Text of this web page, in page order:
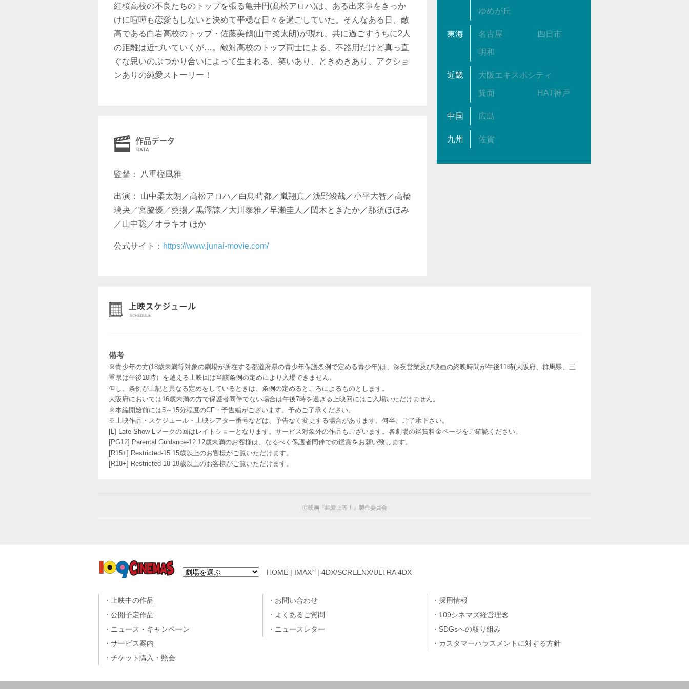
紅桜高校の不良たちのトップを張る亀井円(髙松アロハ)は、ある出来事をきっか
けに喧嘩も恋愛もしないと決めて平穏な日々を過ごしていた。そんなある日、敵
高である白岩高校のトップ・佐藤美鶴(山中柔太朗)が現れ、共に過ごすうちに2人
の距離は近づいていくが…。敵対高校のトップ同士による、不器用だけど真っ直
ぐな思いのぶつかり合いによって生まれる、笑いあり、ときめきあり、アクショ
ンありの純愛ストーリー！
監督： 八重樫風雅
出演： 山中柔太朗／髙松アロハ／白鳥晴都／嵐翔真／浅野竣哉／小平大智／高橋
璃央／宮脇優／葵揚／黒澤諒／大川泰雅／早瀬圭人／閏木ときたか／那須ほほみ
／山中聡／オラキオ ほか
公式サイト： https://www.junai-movie.com/
ゆめが丘
東海 名古屋 四日市
明和
近畿 大阪エキスポシティ
箕面 HAT神戸
中国 広島
九州 佐賀
備考
※青少年の方(18歳未満等対象の劇場が所在する都道府県の青少年保護条例で定める青少年)は、深夜営業及び映画の終映時間が午後11時(大阪府、群馬県、三
重県は午後10時）を越える上映回は当該条例の定めにより入場できません。
但し、条例が上記と異なる定めをしているときは、条例の定めるところによるものとします。
大阪府においては16歳未満の方で保護者同伴でない場合は午後7時を過ぎる上映回にはご入場いただけません。
※本編開始前には5～15分程度のCF・予告編がございます。予めご了承ください。
※上映作品・スケジュール・上映シアター番号などは、予告なく変更する場合があります。何卒、ご了承下さい。
[L] Late Show Lマークの回はレイトショーとなります。サービス対象外の作品もございます。各劇場の鑑賞料金ページをご確認ください。
[PG12] Parental Guidance-12 12歳未満のお客様は、なるべく保護者同伴での鑑賞をお願い致します。
[R15+] Restricted-15 15歳以上のお客様がご覧いただけます。
[R18+] Restricted-18 18歳以上のお客様がご覧いただけます。
Ⓒ映画『純愛上等！』製作委員会
HOME IMAX®| 4DX/SCREENX/ULTRA 4DX
上映中の作品
公開予定作品
ニュース・キャンペーン
サービス案内
チケット購入・照会
お問い合わせ
よくあるご質問
ニュースレター
採用情報
109シネマズ経営理念
SDGsへの取り組み
カスタマーハラスメントに対する方針